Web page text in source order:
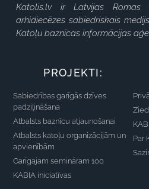
Katolis.lv ir Latvijas Romas
arhidiecēzes sabiedriskais
Katoļu baznīcas informācijas
PROJEKTI:
Sabiedrības garīgās dzīves
padziļināšana
Atbalsts baznīcu atjaunošanai
Atbalsts katoļu organizācijām un
apvienībām
Garīgajam semināram 100
KABIA iniciatīvas
Par